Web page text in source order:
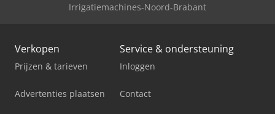
Irrigatiemachines-Noord-Brabant
Verkopen
Prijzen & tarieven
Advertenties plaatsen
Service & ondersteuning
Inloggen
Contact